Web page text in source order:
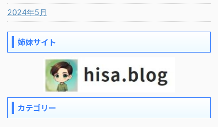
2024年5月
姉妹サイト
カテゴリー